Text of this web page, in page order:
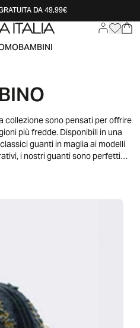
DA 49,99€
BAMBINI
collezione sono pensati per offrire
più fredde. Disponibili in una
guanti in maglia ai modelli
i nostri guanti sono perfetti